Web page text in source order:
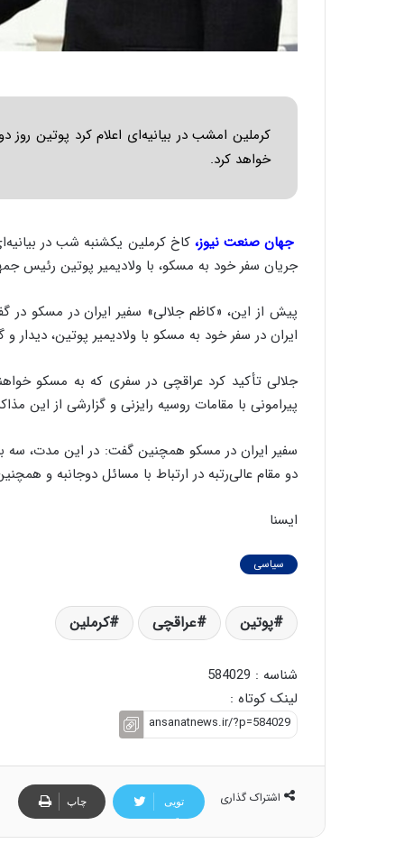
کرملین امشب در بیانیه‌ای اعلام کرد پوتین روز
خواهد کرد.
جهان صنعت نیوز، کاخ کرملین یکشنبه شب در
جریان سفر خود به مسکو، با ولادیمیر پوتین رئیس
پیش از این، «کاظم جلالی» سفیر ایران در مسکو در
ایران در سفر خود به مسکو با ولادیمیر پوتین، دیدار
جلالی تأکید کرد عراقچی در سفری که به مسکو
پیرامونی با مقامات روسیه رایزنی و گزارشی از این
سفیر ایران در مسکو همچنین گفت: در این مدت، سه
دو مقام عالی‌رتبه در ارتباط با مسائل دوجانبه و
ایسنا
سیاسی
پوتین عراقچی کرملین
شناسه : 584029
لینک کوتاه :
اشتراک گذاری
تویی
تر
چاپ